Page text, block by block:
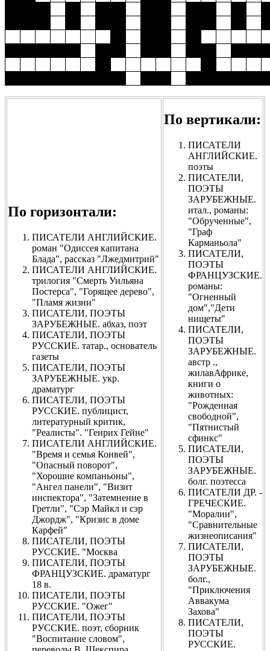
По горизонтали:
ПИСАТЕЛИ АНГЛИЙСКИЕ.
роман "Одиссея капитана
Блада", рассказ "Лжедмитрий"
ПИСАТЕЛИ АНГЛИЙСКИЕ.
трилогия "Смерть Уильяна
Постерса", "Горящее дерево",
"Пламя жизни"
ПИСАТЕЛИ, ПОЭТЫ
ЗАРУБЕЖНЫЕ. абхаз, поэт
ПИСАТЕЛИ, ПОЭТЫ
РУССКИЕ. татар., основатель
газеты
ПИСАТЕЛИ, ПОЭТЫ
ЗАРУБЕЖНЫЕ. укр.
драматург
ПИСАТЕЛИ, ПОЭТЫ
РУССКИЕ. публицист,
литературный критик,
"Реалисты". "Генрих Гейне"
ПИСАТЕЛИ АНГЛИЙСКИЕ.
"Время и семья Конвей",
"Опасный поворот",
"Хорошие компаньоны",
"Ангел панели", "Визит
инспектора", "Затемнение в
Гретли", "Сэр Майкл и сэр
Джордж", "Кризис в доме
Карфей"
ПИСАТЕЛИ, ПОЭТЫ
РУССКИЕ. "Москва
ПИСАТЕЛИ, ПОЭТЫ
ФРАНЦУЗСКИЕ. драматург
18 в.
ПИСАТЕЛИ, ПОЭТЫ
РУССКИЕ. "Ожег"
ПИСАТЕЛИ, ПОЭТЫ
РУССКИЕ. поэт, сборник
"Воспитание словом",
По вертикали:
ПИСАТЕЛИ
АНГЛИЙСКИЕ.
поэты
ПИСАТЕЛИ,
ПОЭТЫ
ЗАРУБЕЖНЫЕ.
итал., романы:
"Обрученные",
"Граф
Карманьола"
ПИСАТЕЛИ,
ПОЭТЫ
ФРАНЦУЗСКИЕ.
романы:
"Огненный
дом","Дети
нищеты"
ПИСАТЕЛИ,
ПОЭТЫ
ЗАРУБЕЖНЫЕ.
австр .,
жилавАфрике,
книги о
животных:
"Рожденная
свободной",
"Пятнистый
сфинкс"
ПИСАТЕЛИ,
ПОЭТЫ
ЗАРУБЕЖНЫЕ.
болг. поэтесса
ПИСАТЕЛИ ДР. -
ГРЕЧЕСКИЕ.
"Моралии",
"Сравнительные
жизнеописания"
ПИСАТЕЛИ,
ПОЭТЫ
ЗАРУБЕЖНЫЕ.
болг.,
"Приключения
Аввакума
Захова"
ПИСАТЕЛИ,
ПОЭТЫ
РУССКИЕ.